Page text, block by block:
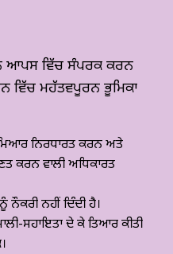
ਆਪਸ ਵਿੱਚ ਸੰਪਰਕ ਕਰਨ
ਵਿੱਚ ਮਹੱਤਵਪੂਰਨ ਭੂਮਿਕਾ
ਨਿਰਧਾਰਤ ਕਰਨ ਅਤੇ
ਕਰਨ ਵਾਲੀ ਅਧਿਕਾਰਤ
ਨਹੀਂ ਦਿੰਦੀ ਹੈ।
ਸਹਾਇਤਾ ਦੇ ਕੇ ਤਿਆਰ ਕੀਤੀ